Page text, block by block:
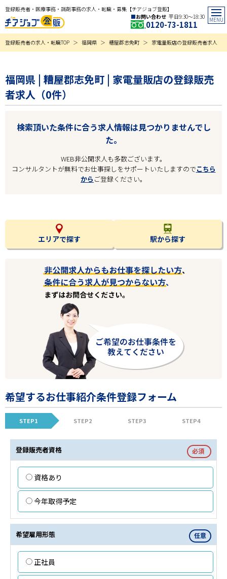
登録販売者・医療事務・調剤事務の求人・転職・募集【チアジョブ登販】
お問い合わせ 平日9:30〜18:30
0120-73-1811
登録販売者の求人・転職TOP 福岡県 糟屋郡志免町 家電量販店の登録販売者求人
福岡県 | 糟屋郡志免町 | 家電量販店の登録販売
者求人（0件）
検索頂いた条件に合う求人情報は見つかりませんでし
た。
WEB非公開求人も多数ございます。
コンサルタントが無料でお仕事探しをサポートいたしますのでこちら
から ご登録ください。
エリアで探す 駅から探す
希望するお仕事紹介条件登録フォーム
STEP1 STEP2 STEP3 STEP4
登録販売者資格 必須
資格あり
今年取得予定
希望雇用形態 任意
正社員